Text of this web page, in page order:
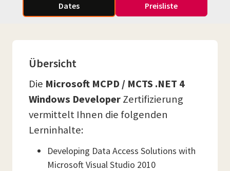
Dates Preisliste
Übersicht
Die Microsoft MCPD / MCTS .NET 4
Windows DeveloperZertifizierung
vermittelt Ihnen die folgenden
Lerninhalte:
Developing Data Access Solutions with
Microsoft Visual Studio 2010